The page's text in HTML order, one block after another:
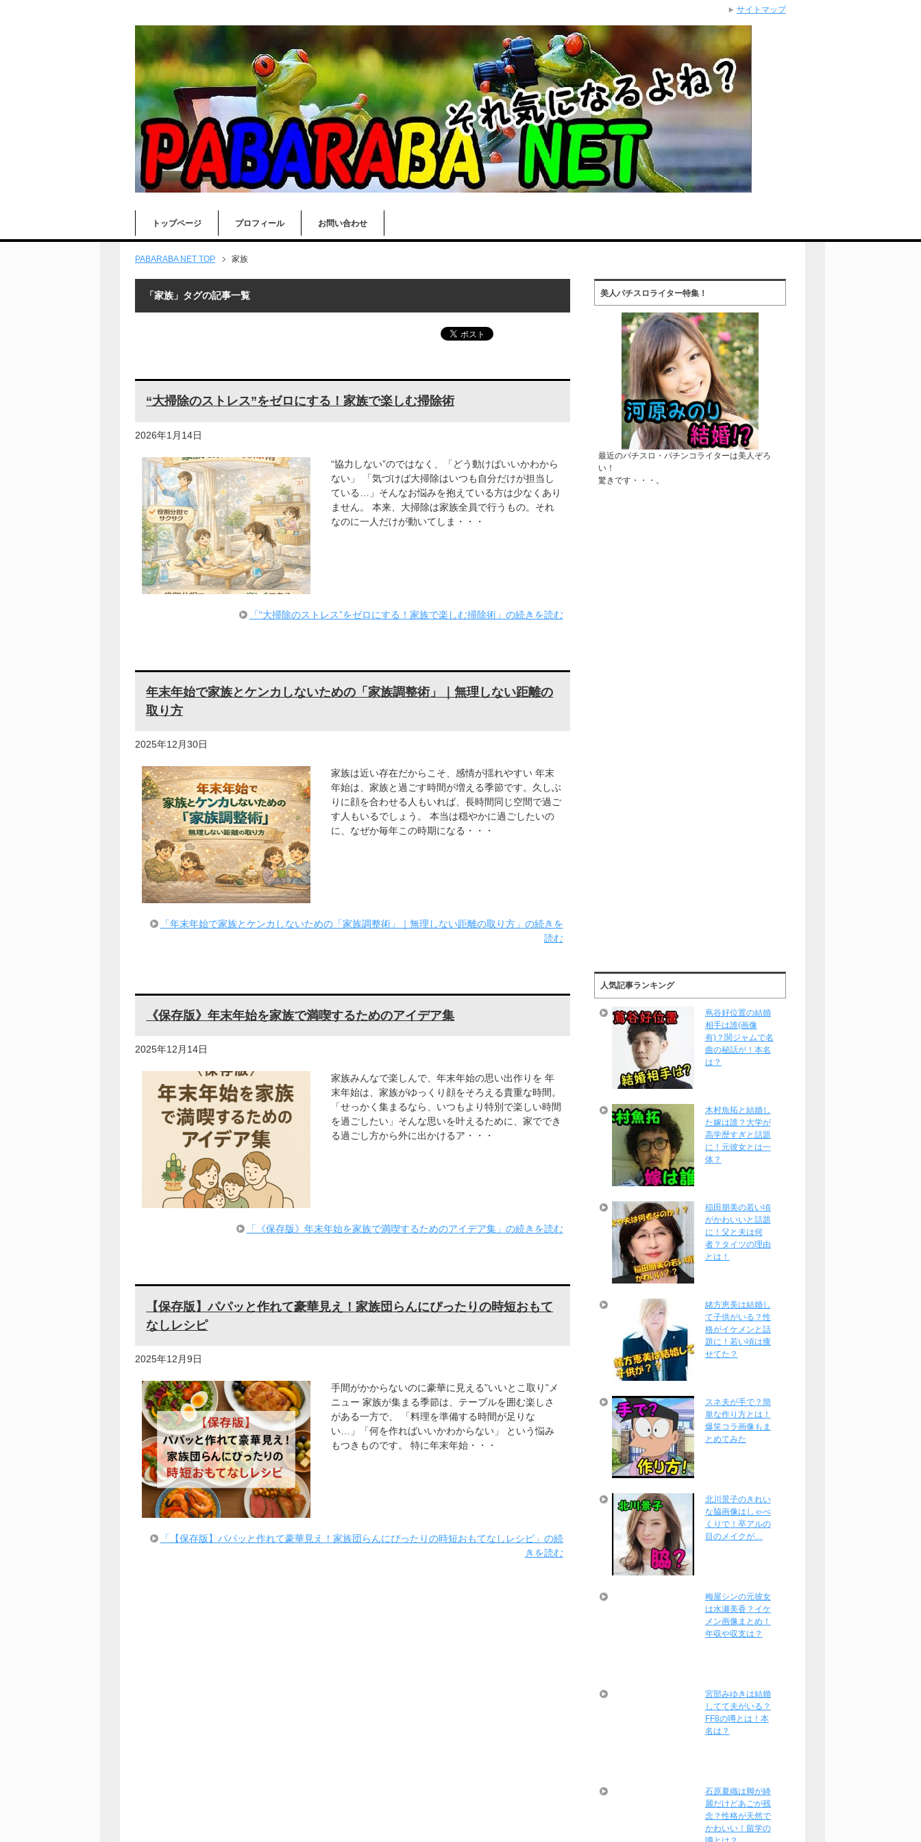
トップページ プロフィール お問い合わせ
PABARABA NET TOP 家族
「家族」タグの記事一覧
“大掃除のストレス”をゼロにする！家族で楽しむ掃除術
2026年1月14日
“協力しない”のではなく、「どう動けばいいかわから
ない」 「気づけば大掃除はいつも自分だけが担当し
ている…」そんなお悩みを抱えている方は少なくあり
ません。 本来、大掃除は家族全員で行うもの。それ
なのに一人だけが動いてしま・・・
「“大掃除のストレス”をゼロにする！家族で楽しむ掃除術」の続きを読む
年末年始で家族とケンカしないための「家族調整術」｜無理しない距離の
取り方
2025年12月30日
家族は近い存在だからこそ、感情が揺れやすい 年末
年始は、家族と過ごす時間が増える季節です。久しぶ
りに顔を合わせる人もいれば、長時間同じ空間で過ご
す人もいるでしょう。 本当は穏やかに過ごしたいの
に、なぜか毎年この時期になる・・・
「年末年始で家族とケンカしないための「家族調整術」｜無理しない距離の取り方」の続きを
読む
《保存版》年末年始を家族で満喫するためのアイデア集
2025年12月14日
家族みんなで楽しんで、年末年始の思い出作りを 年
末年始は、家族がゆっくり顔をそろえる貴重な時間。
「せっかく集まるなら、いつもより特別で楽しい時間
を過ごしたい」そんな思いを叶えるために、家ででき
る過ごし方から外に出かけるア・・・
「《保存版》年末年始を家族で満喫するためのアイデア集」の続きを読む
【保存版】パパッと作れて豪華見え！家族団らんにぴったりの時短おもて
なしレシピ
2025年12月9日
手間がかからないのに豪華に見える”いいとこ取り”メ
ニュー 家族が集まる季節は、テーブルを囲む楽しさ
がある一方で、 「料理を準備する時間が足りな
い…」「何を作ればいいかわからない」 という悩み
もつきものです。 特に年末年始・・・
「【保存版】パパッと作れて豪華見え！家族団らんにぴったりの時短おもてなしレシピ」の続
きを読む
美人パチスロライター特集！
最近のパチスロ・パチンコライターは美人ぞろ
い！
驚きです・・・。
人気記事ランキング
蔦谷好位置の結婚
相手は誰(画像
有)？関ジャムで名
曲の秘話が！本名
は？
木村魚拓と結婚し
た嫁は誰？大学が
高学歴すぎと話題
に！元彼女とは一
体？
稲田朋美の若い頃
がかわいいと話題
に！父と夫は何
者？タイツの理由
とは！
緒方恵美は結婚し
て子供がいる？性
格がイケメンと話
題に！若い頃は痩
せてた？
スネ夫が手で？簡
単な作り方とは！
爆笑コラ画像もま
とめてみた
北川景子のきれい
な脇画像はしゃべ
くりで！卒アルの
目のメイクが…
梅屋シンの元彼女
は水瀬美香？イケ
メン画像まとめ！
年収や収支は？
宮部みゆきは結婚
してて夫がいる？
FF8の噂とは！本
名は？
石原夏織は脚が綺
麗だけどあごが残
念？性格が天然で
かわいい！留学の
サイトマップ